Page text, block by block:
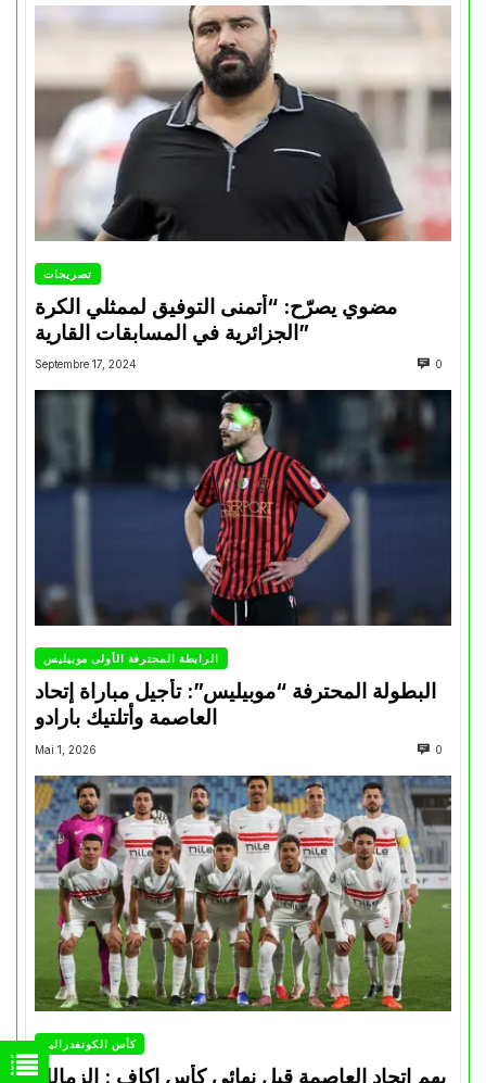
تصريحات
مضوي يصرّح: “أتمنى التوفيق لممثلي الكرة
الجزائرية في المسابقات القارية”
Septembre 17, 2024 0
الرابطة المحترفة الأولى موبيليس
البطولة المحترفة “موبيليس”: تأجيل مباراة إتحاد
العاصمة وأتلتيك بارادو
Mai 1, 2026 0
كأس الكونفدرالية
يهم إتحاد العاصمة قبل نهائي كأس اكاف : الزمالك